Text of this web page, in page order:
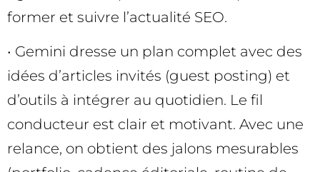
former et suivre l’actualité SEO.
• Gemini dresse un plan complet avec des
idées d’articles invités (guest posting) et
d’outils à intégrer au quotidien. Le fil
conducteur est clair et motivant. Avec une
relance, on obtient des jalons mesurables